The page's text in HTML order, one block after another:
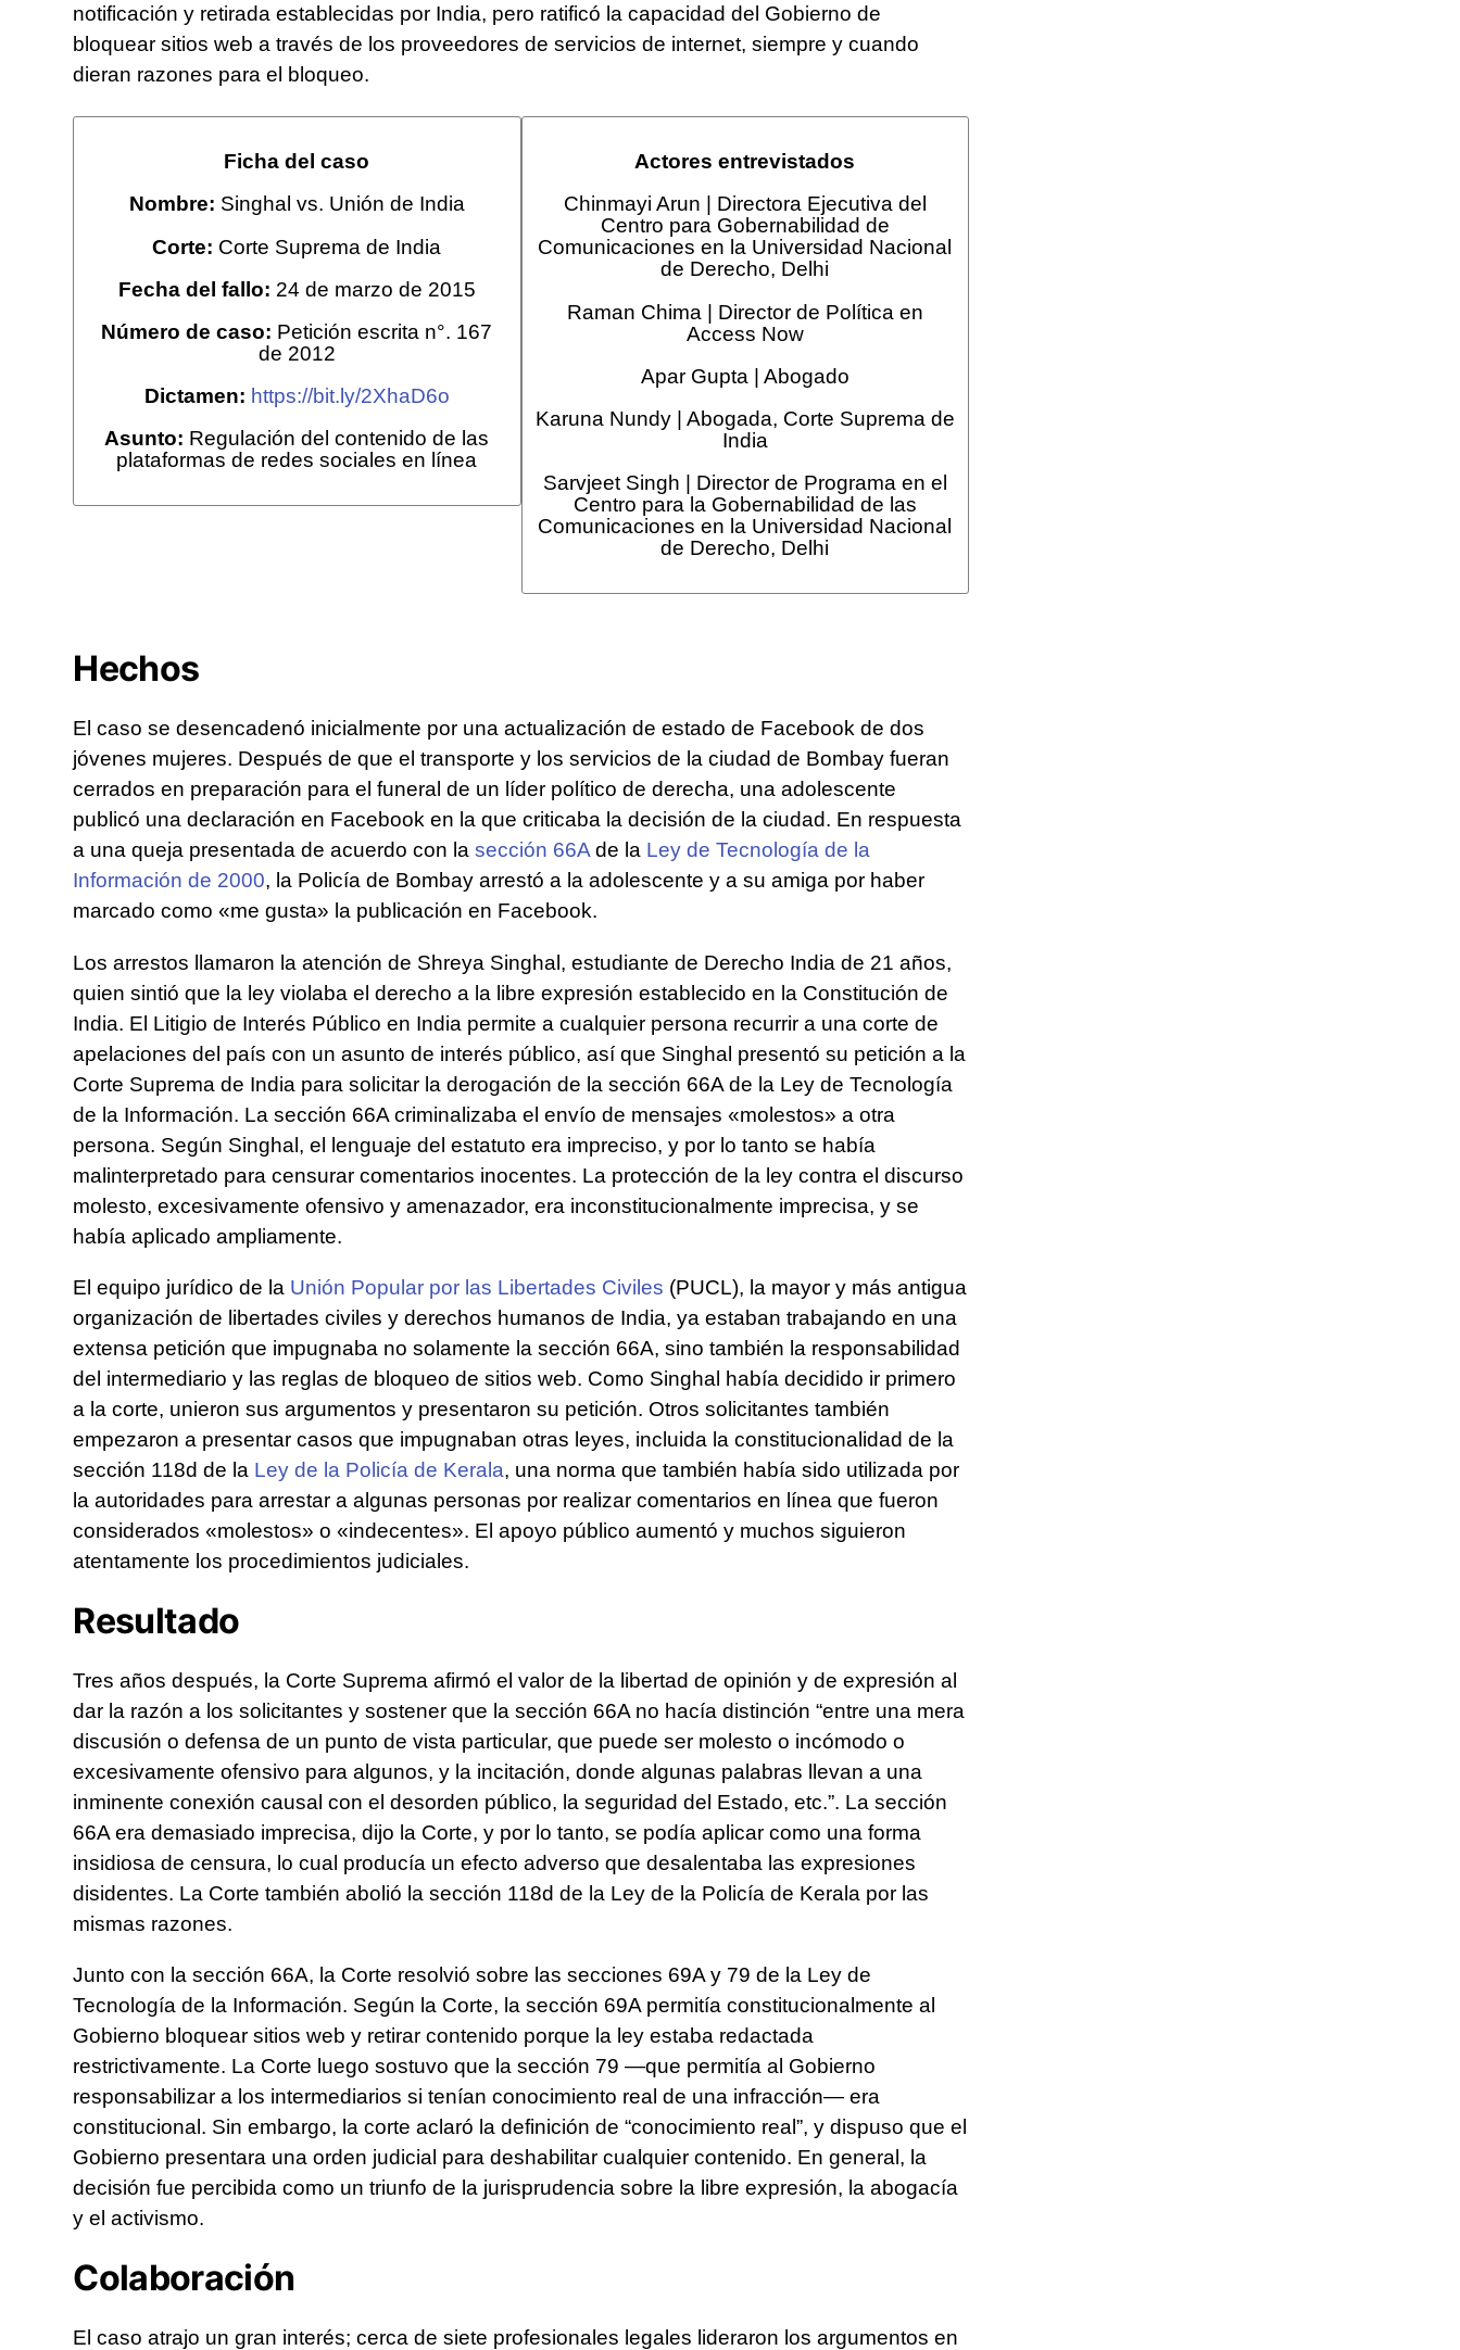
notificación y retirada establecidas por India, pero ratificó la capacidad del Gobierno de
bloquear sitios web a través de los proveedores de servicios de internet, siempre y cuando
dieran razones para el bloqueo.
Ficha del caso
Nombre: Singhal vs. Unión de India
Corte: Corte Suprema de India
Fecha del fallo: 24 de marzo de 2015
Número de caso: Petición escrita n°. 167
de 2012
Dictamen: https://bit.ly/2XhaD6o
Asunto: Regulación del contenido de las
plataformas de redes sociales en línea
Actores entrevistados
Chinmayi Arun | Directora Ejecutiva del
Centro para Gobernabilidad de
Comunicaciones en la Universidad Nacional
de Derecho, Delhi
Raman Chima | Director de Política en
Access Now
Apar Gupta | Abogado
Karuna Nundy | Abogada, Corte Suprema de
India
Sarvjeet Singh | Director de Programa en el
Centro para la Gobernabilidad de las
Comunicaciones en la Universidad Nacional
de Derecho, Delhi
Hechos
El caso se desencadenó inicialmente por una actualización de estado de Facebook de dos
jóvenes mujeres. Después de que el transporte y los servicios de la ciudad de Bombay fueran
cerrados en preparación para el funeral de un líder político de derecha, una adolescente
publicó una declaración en Facebook en la que criticaba la decisión de la ciudad. En respuesta
a una queja presentada de acuerdo con lasección 66Ade la Ley de Tecnología de la
Información de 2000, la Policía de Bombay arrestó a la adolescente y a su amiga por haber
marcado como «me gusta» la publicación en Facebook.
Los arrestos llamaron la atención de Shreya Singhal, estudiante de Derecho India de 21 años,
quien sintió que la ley violaba el derecho a la libre expresión establecido en la Constitución de
India. El Litigio de Interés Público en India permite a cualquier persona recurrir a una corte de
apelaciones del país con un asunto de interés público, así que Singhal presentó su petición a la
Corte Suprema de India para solicitar la derogación de la sección 66A de la Ley de Tecnología
de la Información. La sección 66A criminalizaba el envío de mensajes «molestos» a otra
persona. Según Singhal, el lenguaje del estatuto era impreciso, y por lo tanto se había
malinterpretado para censurar comentarios inocentes. La protección de la ley contra el discurso
molesto, excesivamente ofensivo y amenazador, era inconstitucionalmente imprecisa, y se
había aplicado ampliamente.
El equipo jurídico de la Unión Popular por las Libertades Civiles (PUCL), la mayor y más antigua
organización de libertades civiles y derechos humanos de India, ya estaban trabajando en una
extensa petición que impugnaba no solamente la sección 66A, sino también la responsabilidad
del intermediario y las reglas de bloqueo de sitios web. Como Singhal había decidido ir primero
a la corte, unieron sus argumentos y presentaron su petición. Otros solicitantes también
empezaron a presentar casos que impugnaban otras leyes, incluida la constitucionalidad de la
sección 118d de la Ley de la Policía de Kerala, una norma que también había sido utilizada por
la autoridades para arrestar a algunas personas por realizar comentarios en línea que fueron
considerados «molestos» o «indecentes». El apoyo público aumentó y muchos siguieron
atentamente los procedimientos judiciales.
Resultado
Tres años después, la Corte Suprema afirmó el valor de la libertad de opinión y de expresión al
dar la razón a los solicitantes y sostener que la sección 66A no hacía distinción “entre una mera
discusión o defensa de un punto de vista particular, que puede ser molesto o incómodo o
excesivamente ofensivo para algunos, y la incitación, donde algunas palabras llevan a una
inminente conexión causal con el desorden público, la seguridad del Estado, etc.”. La sección
66A era demasiado imprecisa, dijo la Corte, y por lo tanto, se podía aplicar como una forma
insidiosa de censura, lo cual producía un efecto adverso que desalentaba las expresiones
disidentes. La Corte también abolió la sección 118d de la Ley de la Policía de Kerala por las
mismas razones.
Junto con la sección 66A, la Corte resolvió sobre las secciones 69A y 79 de la Ley de
Tecnología de la Información. Según la Corte, la sección 69A permitía constitucionalmente al
Gobierno bloquear sitios web y retirar contenido porque la ley estaba redactada
restrictivamente. La Corte luego sostuvo que la sección 79 —que permitía al Gobierno
responsabilizar a los intermediarios si tenían conocimiento real de una infracción— era
constitucional. Sin embargo, la corte aclaró la definición de “conocimiento real”, y dispuso que el
Gobierno presentara una orden judicial para deshabilitar cualquier contenido. En general, la
decisión fue percibida como un triunfo de la jurisprudencia sobre la libre expresión, la abogacía
y el activismo.
Colaboración
El caso atrajo un gran interés; cerca de siete profesionales legales lideraron los argumentos en